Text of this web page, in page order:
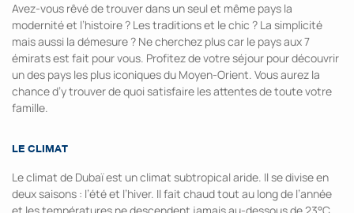
Avez-vous rêvé de trouver dans un seul et même pays la
modernité et l’histoire ? Les traditions et le chic ? La simplicité
mais aussi la démesure ? Ne cherchez plus car le pays aux 7
émirats est fait pour vous. Profitez de votre séjour pour découvrir
un des pays les plus iconiques du Moyen-Orient. Vous aurez la
chance d’y trouver de quoi satisfaire les attentes de toute votre
famille.
LE CLIMAT
Le climat de Dubaï est un climat subtropical aride. Il se divise en
deux saisons : l’été et l’hiver. Il fait chaud tout au long de l’année